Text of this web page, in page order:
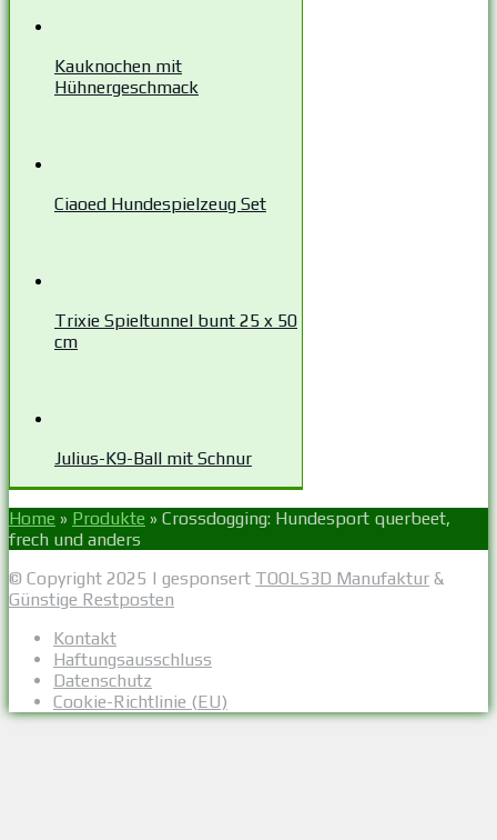
Kauknochen mit
Hühnergeschmack
Ciaoed Hundespielzeug Set
Trixie Spieltunnel bunt 25 x 50
cm
Julius-K9-Ball mit Schnur
Home » Produkte » Crossdogging: Hundesport querbeet,
frech und anders
© Copyright 2025 | gesponsert TOOLS3D Manufaktur &
Günstige Restposten
Kontakt
Haftungsausschluss
Datenschutz
Cookie-Richtlinie (EU)